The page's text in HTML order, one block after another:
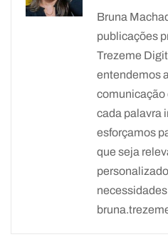
Bruna
publicações
Trezeme
entendemos
comunicação
cada palavra
esforçamos
que seja